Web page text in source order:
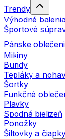
Trendy
Výhodné balenia
Športové
Pánske
Mikiny
Bundy
Tepláky a
Šortky
Funkčné
Plavky
Spodná bielizeň
Ponožky
Šiltovky a čiapky